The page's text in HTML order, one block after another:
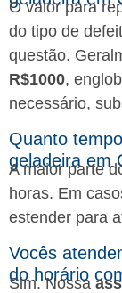
O valor para
do tipo de
questão.
R$1000,
necessário,
Quanto
geladeira em
A maior parte
horas. Em
estender para
Vocês
do horário
Sim. Nossa